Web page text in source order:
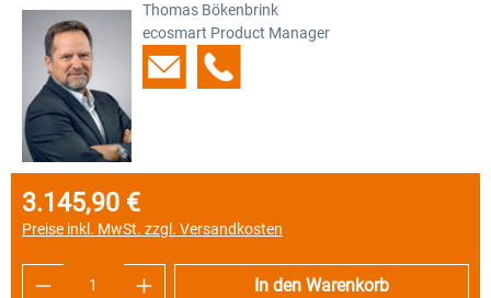
Thomas Bökenbrink
ecosmart Product Manager
Regulärer Preis:
3.145,90 €
Preise inkl. MwSt. zzgl. Versandkosten
Produkt Anzahl: Gib den gewünschten
In den Warenkorb